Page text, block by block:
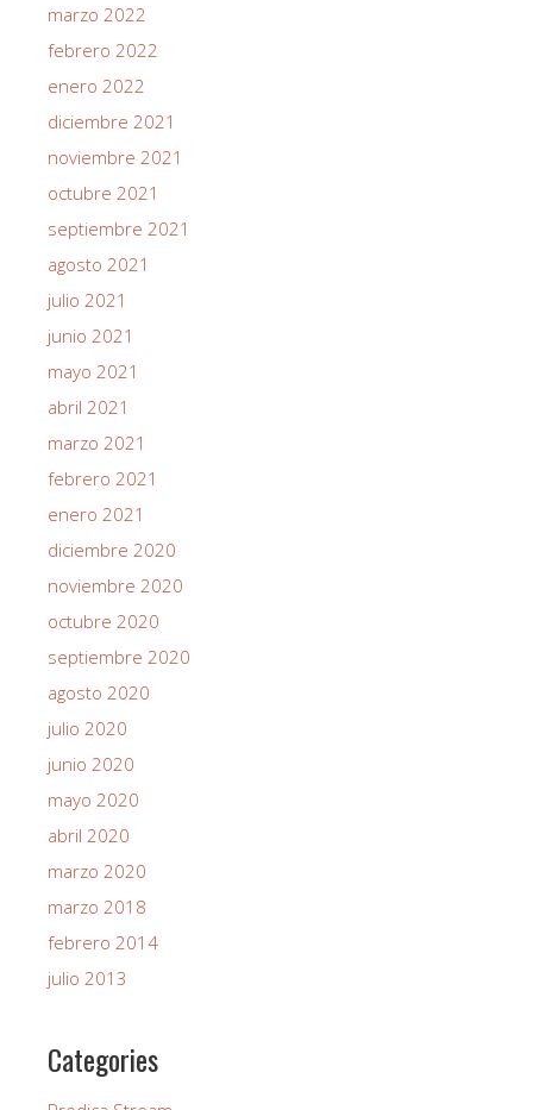
marzo 2022
febrero 2022
enero 2022
diciembre 2021
noviembre 2021
octubre 2021
septiembre 2021
agosto 2021
julio 2021
junio 2021
mayo 2021
abril 2021
marzo 2021
febrero 2021
enero 2021
diciembre 2020
noviembre 2020
octubre 2020
septiembre 2020
agosto 2020
julio 2020
junio 2020
mayo 2020
abril 2020
marzo 2020
marzo 2018
febrero 2014
julio 2013
Categories